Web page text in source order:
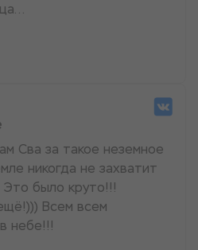
Сва за такое неземное
никогда не захватит
Это было круто!!!
Всем всем
небе!!!